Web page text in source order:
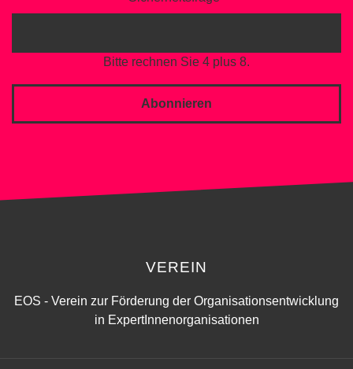
Bitte rechnen Sie 4 plus 8.
Abonnieren
VEREIN
EOS - Verein zur Förderung der Organisationsentwicklung
in ExpertInnenorganisationen